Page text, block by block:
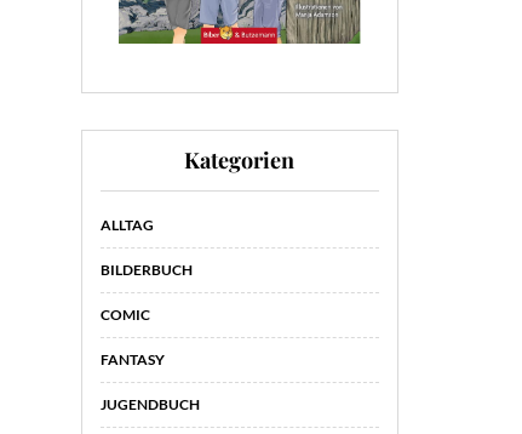
Kategorien
ALLTAG
BILDERBUCH
COMIC
FANTASY
JUGENDBUCH